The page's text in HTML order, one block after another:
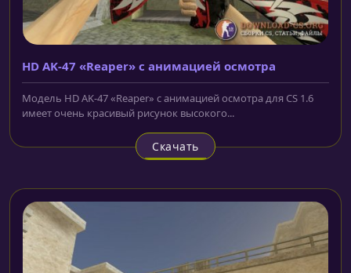
HD AK-47 «Reaper» с анимацией осмотра
Модель HD AK-47 «Reaper» с анимацией осмотра для CS 1.6
имеет очень красивый рисунок высокого...
Скачать